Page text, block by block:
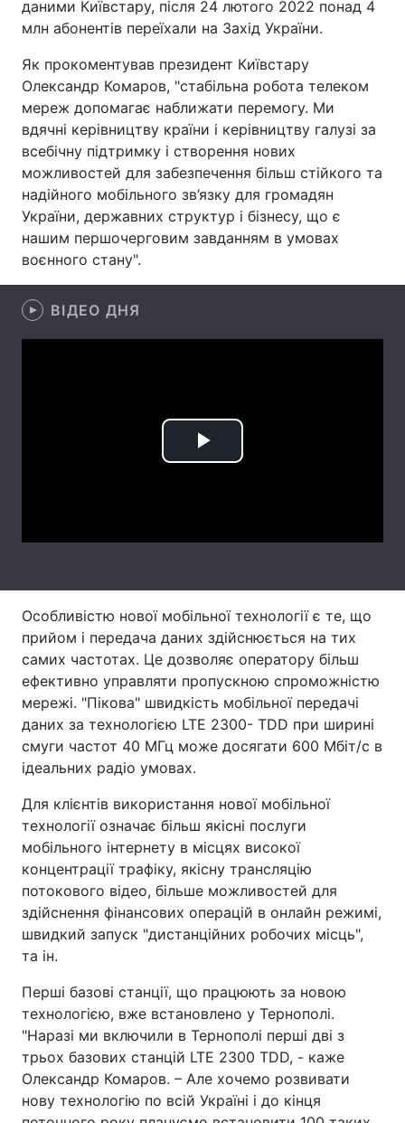
Інтерв'ю Думки
Архів Вакансії
Контакти
Послуги
Тема оформлення
даними Київстару, після 24 лютого 2022 понад 4
млн абонентів переїхали на Захід України.
Як прокоментував президент Київстару
Олександр Комаров, "стабільна робота телеком
мереж допомагає наближати перемогу. Ми
вдячні керівництву країни і керівництву галузі за
всебічну підтримку і створення нових
можливостей для забезпечення більш стійкого та
надійного мобільного зв’язку для громадян
України, державних структур і бізнесу, що є
нашим першочерговим завданням в умовах
воєнного стану".
ВІДЕО ДНЯ
Play
Особливістю нової мобільної технології є те, що
прийом і передача даних здійснюється на тих
самих частотах. Це дозволяє оператору більш
ефективно управляти пропускною спроможністю
мережі. "Пікова" швидкість мобільної передачі
даних за технологією LTE 2300- TDD при ширині
смуги частот 40 МГц може досягати 600 Мбіт/с в
ідеальних радіо умовах.
Для клієнтів використання нової мобільної
технології означає більш якісні послуги
мобільного інтернету в місцях високої
концентрації трафіку, якісну трансляцію
потокового відео, більше можливостей для
здійснення фінансових операцій в онлайн режимі,
швидкий запуск "дистанційних робочих місць",
та ін.
Перші базові станції, що працюють за новою
технологією, вже встановлено у Тернополі.
"Наразі ми включили в Тернополі перші дві з
трьох базових станцій LTЕ 2300 TDD, - каже
Олександр Комаров. – Але хочемо розвивати
нову технологію по всій Україні і до кінця